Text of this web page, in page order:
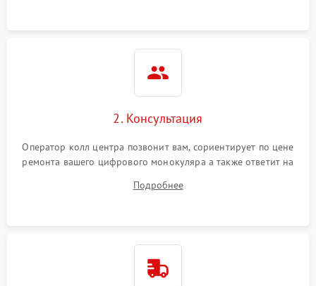
2. Консультация
Оператор колл центра позвонит вам, сориентирует по цене
ремонта вашего цифрового монокуляра а также ответит на
Подробнее